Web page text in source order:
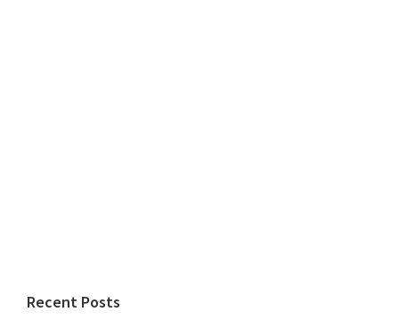
Recent Posts